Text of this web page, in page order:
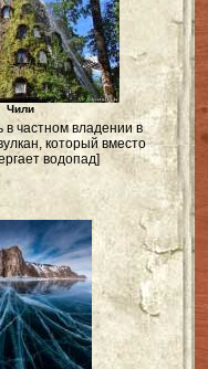
Чили
в частном владении в
который вместо
водопад]